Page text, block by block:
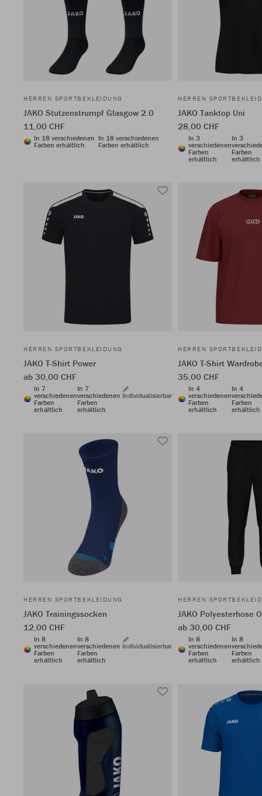
HERREN SPORTBEKLEIDUNG
JAKO Stutzenstrumpf Glasgow 2.0
11,00 CHF
In 18 verschiedenen
Farben erhältlich
In 18 verschiedenen
Farben erhältlich
HERREN
JAKO Tanktop Uni
28,00 CHF
In 3
verschiedenen
Farben
erhältlich
In 3
Farben
erhältlich
HERREN SPORTBEKLEIDUNG
JAKO T-Shirt Power
ab 30,00 CHF
In 7
verschiedenen
Farben
erhältlich
In 7
verschiedenen
Farben
erhältlich
Individualisierbar
HERREN
JAKO T-Shirt
35,00 CHF
In 4
verschiedenen
Farben
erhältlich
In 4
Farben
erhältlich
HERREN SPORTBEKLEIDUNG
JAKO Trainingssocken
12,00 CHF
In 8
verschiedenen
Farben
erhältlich
In 8
verschiedenen
Farben
erhältlich
Individualisierbar
HERREN
JAKO Polyesterhose
ab 30,00 CHF
In 8
verschiedenen
Farben
erhältlich
In 8
Farben
erhältlich